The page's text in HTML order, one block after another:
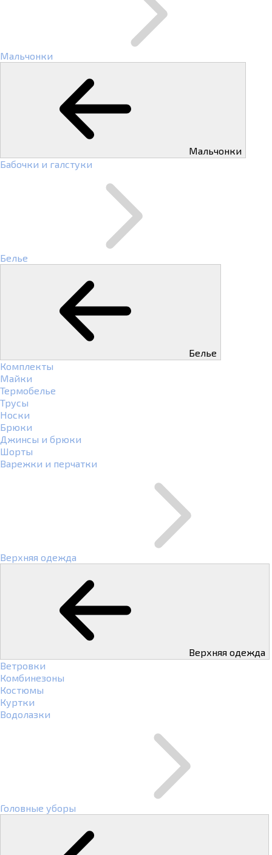
Мальчонки
Мальчонки
Бабочки и галстуки
Белье
Белье
Комплекты
Майки
Термобелье
Трусы
Носки
Брюки
Джинсы и брюки
Шорты
Варежки и перчатки
Верхняя одежда
Верхняя одежда
Ветровки
Комбинезоны
Костюмы
Куртки
Водолазки
Головные уборы